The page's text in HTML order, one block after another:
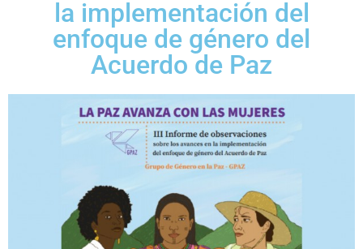
la implementación del
enfoque de género del
Acuerdo de Paz